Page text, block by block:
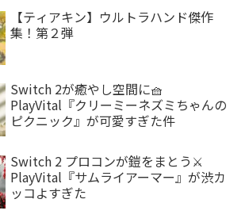
【ティアキン】ウルトラハンド傑作
集！第２弾
Switch 2が癒やし空間に🧺
PlayVital『クリーミーネズミちゃんの
ピクニック』が可愛すぎた件
Switch 2 プロコンが鎧をまとう⚔️
PlayVital『サムライアーマー』が渋カ
ッコよすぎた